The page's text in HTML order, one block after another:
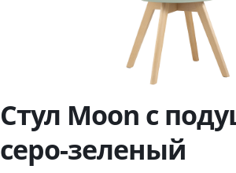
Стул Moon с
серо-зеленый